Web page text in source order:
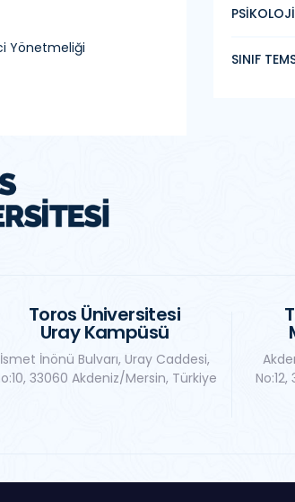
Yönetmeliği
SINIF
Toros Üniversitesi
Uray Kampüsü
İsmet İnönü Bulvarı, Uray Caddesi,
33060 Akdeniz/Mersin, Türkiye